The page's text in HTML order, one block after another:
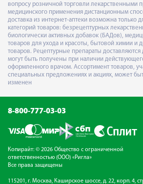
вопросу розничной торговли лекарственными
медицинского применения дистанционным
доставка из интернет-аптеки возможна только
категорий товаров: безрецептурных
биологически активных добавок (БАДов),
товаров для ухода и красоты, бытовой химии и
товаров. Рецептурные препараты
могут быть получены при наличии
оформленного врачом. Ассортимент товаров,
специальных предложениях и акциях, может
изменен
8-800-777-03-03
Копирайт: © 2026 Общество с ограниченной
ответственностью (ООО) «Ригла»
Все права защищены
115201, г. Москва, Каширское шоссе, д. 22, корп. 4,